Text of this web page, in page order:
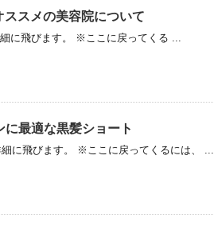
スメの美容院について
に飛びます。 ※ここに戻ってくる ...
最適な黒髪ショート
に飛びます。 ※ここに戻ってくるには、 ...